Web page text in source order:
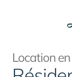
Location